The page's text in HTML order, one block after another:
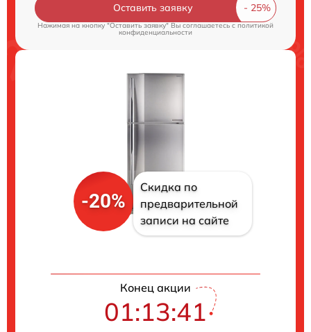
Оставить заявку
Нажимая на кнопку "Оставить заявку" Вы соглашаетесь cполитикой
конфиденциальности
-20%
Скидка по
предварительной
записи на сайте
Конец акции
01:13:41